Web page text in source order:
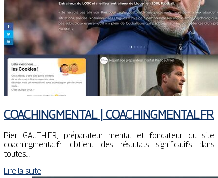
COACHINGMEN­TAL | COACHINGMEN­TAL.FR
Pier GAUTHIER, préparateur mental et fondateur du site
coachingmental.fr obtient des résultats significatifs dans
toutes…
Lire la suite